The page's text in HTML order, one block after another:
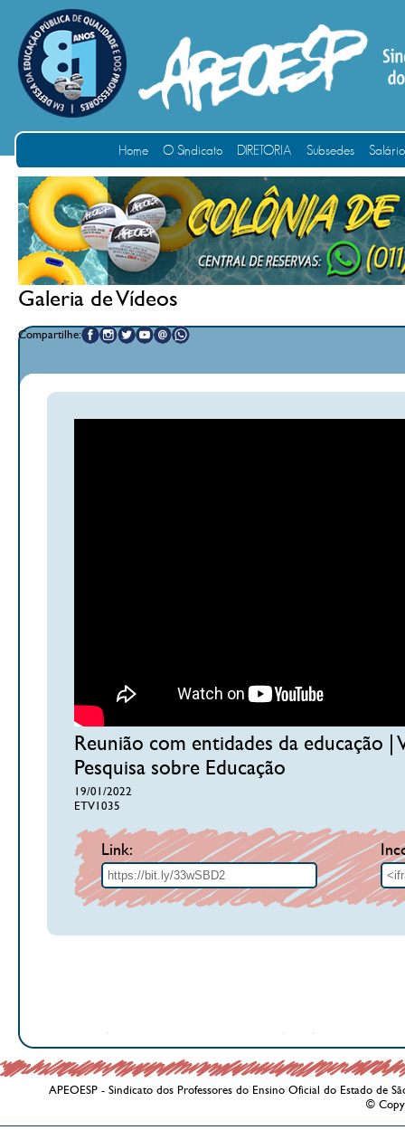
Home O Sindicato DIRETORIA Subsedes
Galeria de Vídeos
Compartilhe:
Reunião com entidades da educação |
Pesquisa sobre Educação
19/01/2022
ETV1035
Link:
APEOESP - Sindicato dos Professores do Ensino Oficial do Estado de
©